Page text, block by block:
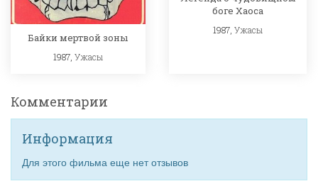
Байки мертвой зоны
1987, Ужасы
боге Хаоса
1987,Ужасы
Комментарии
Информация
Для этого фильма еще нет отзывов